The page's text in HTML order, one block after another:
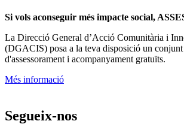
Si vols aconseguir més impacte social,
La Direcció General d’Acció Comunitària i
(DGACIS) posa a la teva disposició un
d'assessorament i acompanyament gratuïts.
Més informació
Segueix-nos